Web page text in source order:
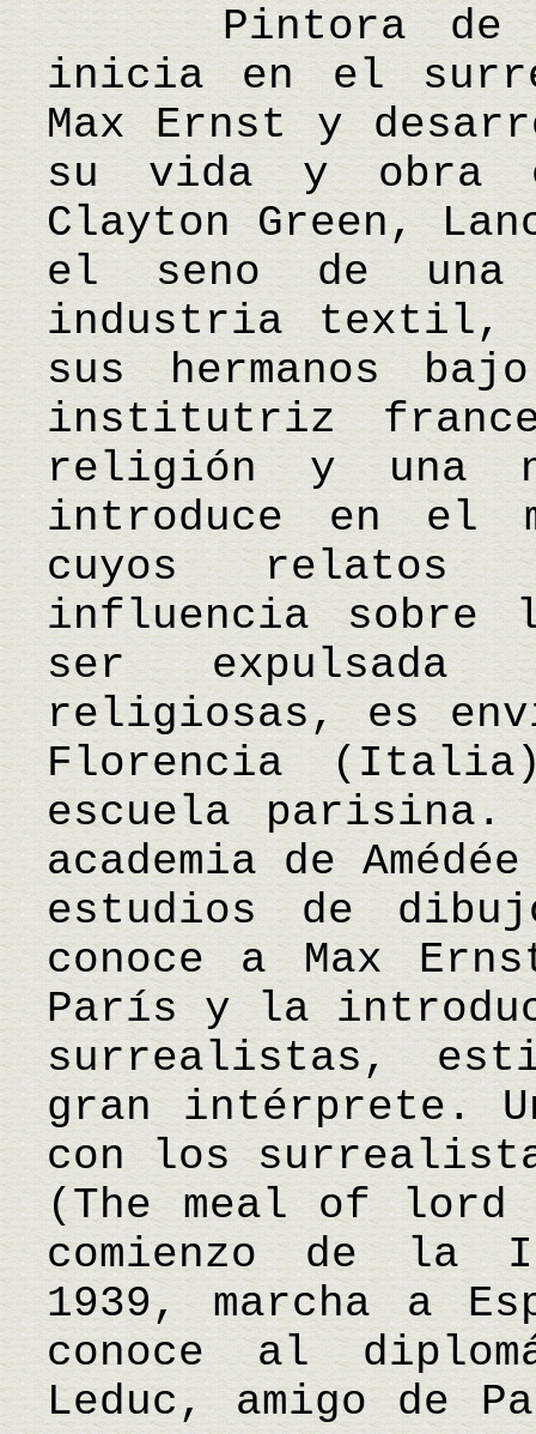
Pintora de
inicia en el
Max Ernst y
su vida y obra
Clayton Green,
el seno de
industria textil,
sus hermanos
institutriz
religión y una
introduce en el
cuyos relatos
influencia sobre
ser expulsada
religiosas, es
Florencia
escuela parisina.
academia de
estudios de
conoce a Max
París y la
surrealistas,
gran intérprete.
con los
(The meal of lord
comienzo de la
1939, marcha a
conoce al
Leduc, amigo de